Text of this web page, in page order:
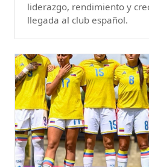
liderazgo, rendimiento y
llegada al club español.